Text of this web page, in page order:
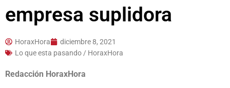
empresa suplidora
HoraxHora
diciembre 8, 2021
Lo que esta pasando / HoraxHora
Redacción HoraxHora